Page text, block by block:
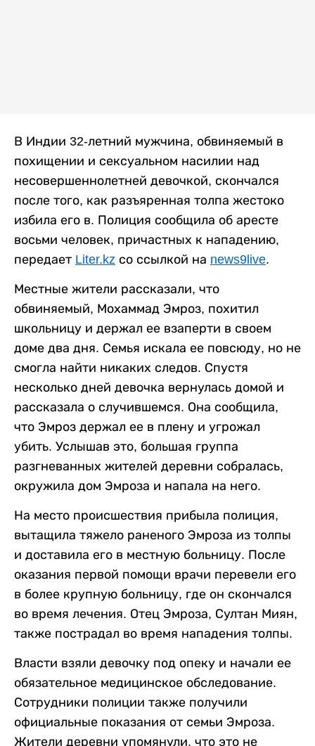
В Индии 32-летний мужчина, обвиняемый в
похищении и сексуальном насилии над
несовершеннолетней девочкой, скончался
после того, как разъяренная толпа жестоко
избила его в. Полиция сообщила об аресте
восьми человек, причастных к нападению,
передает Liter.kz со ссылкой на news9live.
Местные жители рассказали, что
обвиняемый, Мохаммад Эмроз, похитил
школьницу и держал ее взаперти в своем
доме два дня. Семья искала ее повсюду, но не
смогла найти никаких следов. Спустя
несколько дней девочка вернулась домой и
рассказала о случившемся. Она сообщила,
что Эмроз держал ее в плену и угрожал
убить. Услышав это, большая группа
разгневанных жителей деревни собралась,
окружила дом Эмроза и напала на него.
На место происшествия прибыла полиция,
вытащила тяжело раненого Эмроза из толпы
и доставила его в местную больницу. После
оказания первой помощи врачи перевели его
в более крупную больницу, где он скончался
во время лечения. Отец Эмроза, Султан Миян,
также пострадал во время нападения толпы.
Власти взяли девочку под опеку и начали ее
обязательное медицинское обследование.
Сотрудники полиции также получили
официальные показания от семьи Эмроза.
Жители деревни упомянули, что это не